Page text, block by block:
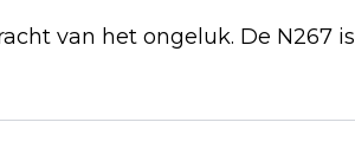
van het ongeluk. De N267 is